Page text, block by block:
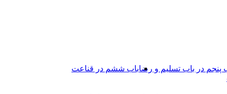
پنجم در باب تسلیم و رضاباب ششم در قناعت